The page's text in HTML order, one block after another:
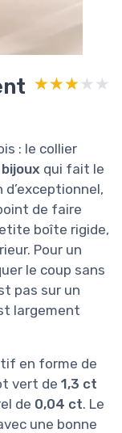
★★★★★
★★★★★
: le collier
qui fait le
d’exceptionnel,
de faire
boîte rigide,
Pour un
le coup sans
pas sur un
largement
en forme de
vert de 1,3 ct
de 0,04 ct. Le
une bonne